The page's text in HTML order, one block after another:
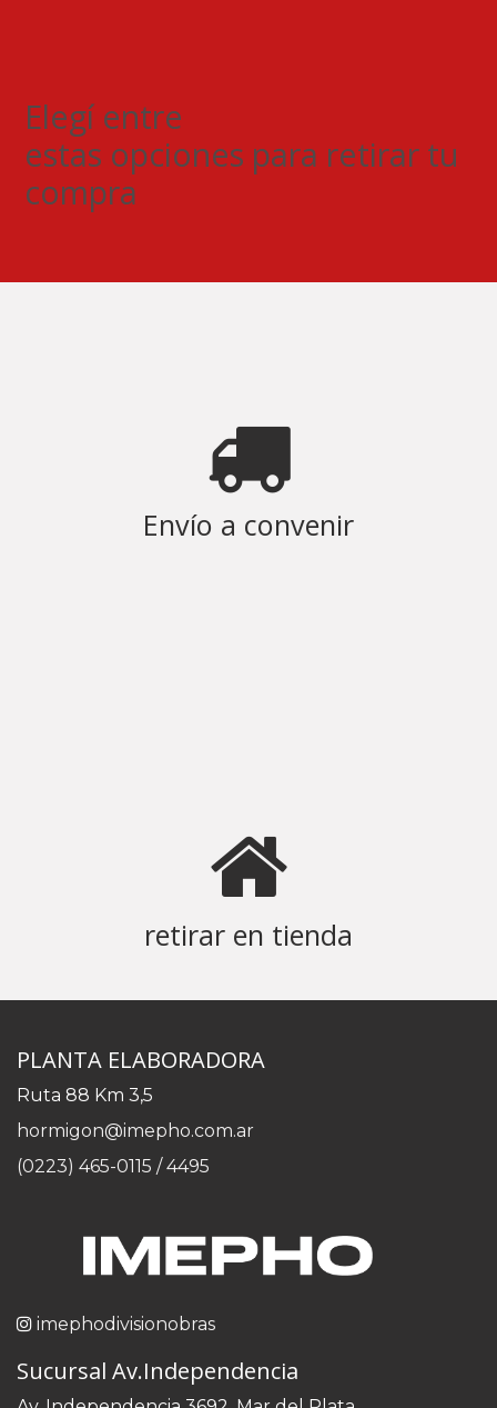
Elegí entre
estas opciones para retirar tu
compra
Envío a convenir
retirar en tienda
PLANTA ELABORADORA
Ruta 88 Km 3,5
hormigon@imepho.com.ar
(0223) 465-0115 / 4495
imephodivisionobras
Sucursal Av.Independencia